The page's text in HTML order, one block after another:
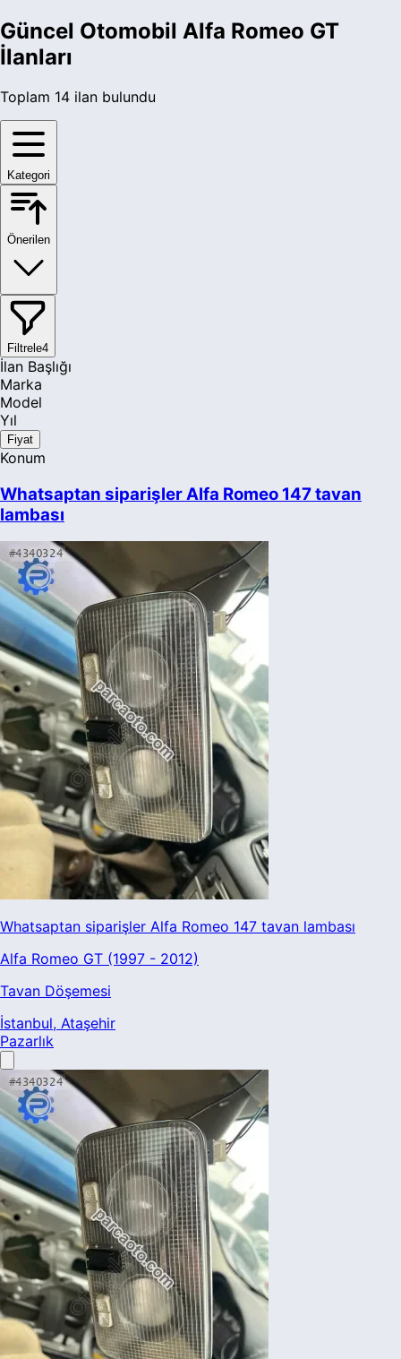
Güncel Otomobil Alfa Romeo GT
İlanları
Toplam 14 ilan bulundu
Kategori
Önerilen
Filtrele4
İlan Başlığı
Marka
Model
Yıl
Fiyat
Konum
Whatsaptan siparişler Alfa Romeo 147 tavan
lambası
Whatsaptan siparişler Alfa Romeo 147 tavan lambası
Alfa Romeo GT (1997 - 2012)
Tavan Döşemesi
İstanbul, Ataşehir
Pazarlık